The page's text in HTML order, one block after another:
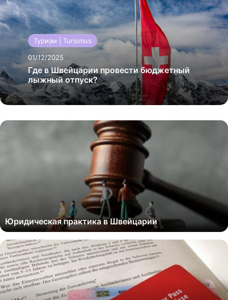
Туризм | Turismus
01/12/2025
Где в Швейцарии провести бюджетный
лыжный отпуск?
Юридическая практика в Швейцарии